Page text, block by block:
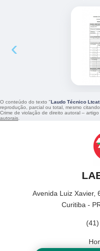
‹
O conteúdo do texto "Laudo Técnico
reprodução, parcial ou total, mesmo
Crime de violação de direito autoral –
autorais
Avenida Luiz Xavier,
Curitiba -